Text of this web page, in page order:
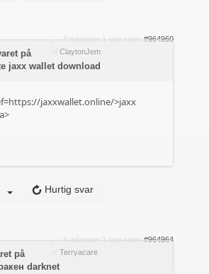
8 måneder 1 uge siden #964960
ClaytonJem
på
jaxx wallet download
jaxxwallet.online/>jaxx
Hurtig svar
8 måneder 1 uge siden #964964
Terryacare
på
darknet